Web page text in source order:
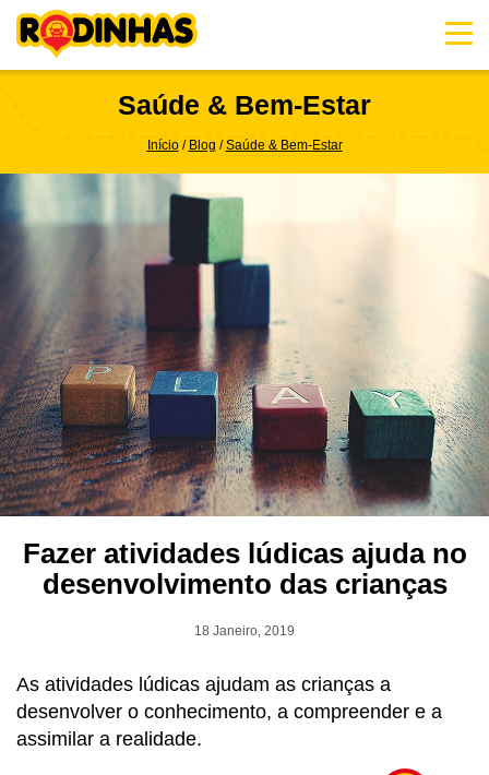
content
Saúde & Bem-Estar
Início Blog Saúde & Bem-Estar
Fazer atividades lúdicas ajuda no
desenvolvimento das crianças
18 Janeiro, 2019
As atividades lúdicas ajudam as crianças a
desenvolver o conhecimento, a compreender e a
assimilar a realidade.